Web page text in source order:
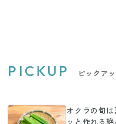
PICKUP ピックア
オクラの旬
ッと作れる